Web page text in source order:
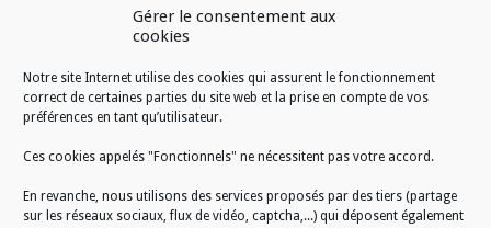
Gérer le consentement aux
cookies
Notre site Internet utilise des cookies qui assurent le fonctionnement
correct de certaines parties du site web et la prise en compte de vos
préférences en tant qu’utilisateur.
Ces cookies appelés "Fonctionnels" ne nécessitent pas votre accord.
En revanche, nous utilisons des services proposés par des tiers (partage
sur les réseaux sociaux, flux de vidéo, captcha,...) qui déposent également
RÉALISATION